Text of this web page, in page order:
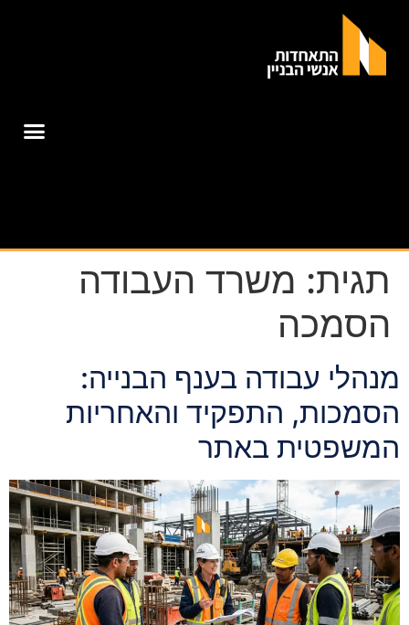
תגית: משרד העבודה
הסמכה
מנהלי עבודה בענף הבנייה:
הסמכות, התפקיד והאחריות
המשפטית באתר